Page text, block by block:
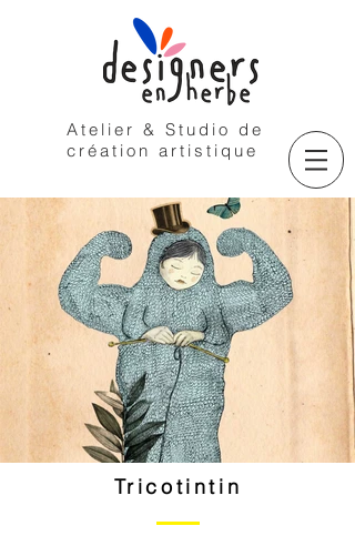
Atelier & Studio de
création artistique
Tricotintin